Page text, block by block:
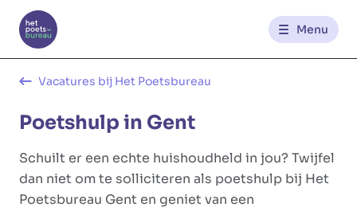
Menu
Kantoren
Werknemerszone
Klantenzone
Vacatures bij Het Poetsbureau
Poetshulp in Gent
Schuilt er een echte huishoudheld in jou? Twijfel
dan niet om te solliciteren als poetshulp bij Het
Poetsbureau Gent en geniet van een